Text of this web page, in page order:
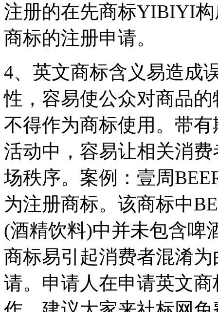
注册的在先商标YIBIYI
商标的注册申请。
4、英文商标含义易造成
性，容易使公众对商品
不得作为商标使用。带
活动中，容易让相关消
场秩序。案例：壹周
为注册商标。该商标中
(酒精饮料)中并未包含啤
商标易引起消费者混淆
请。申请人在申请英文